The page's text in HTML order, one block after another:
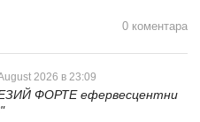
0 коментара
2026 в 23:09
ФОРТЕ ефервесцентни